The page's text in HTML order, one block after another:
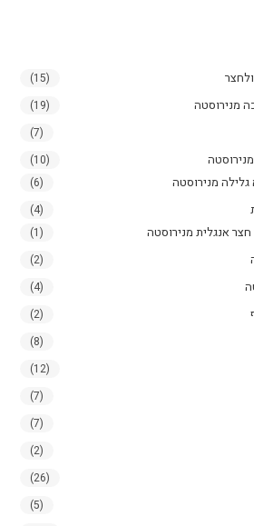
(15)
מנירוסטה (19)
(7)
(10)
גלילה מנירוסטה (6)
(4)
אנגלית מנירוסטה (1)
(2)
(4)
(2)
(8)
(12)
(7)
(7)
(2)
(26)
(5)